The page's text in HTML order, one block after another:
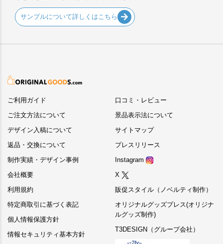
サンプルについて詳しくはこちら
ご利用ガイド
ご注文方法について
デザイン入稿について
返品・交換について
制作実績・デザイン事例
会社概要
利用規約
特定商取引に基づく表記
個人情報保護方針
情報セキュリティ基本方針
口コミ・レビュー
景品表示法について
サイトマップ
プレスリリース
Instagram
X
販促スタイル（ノベルティ制作）
オリジナルグッズプレス(オリジナ
ルグッズ制作)
T3DESIGN（グループ会社）